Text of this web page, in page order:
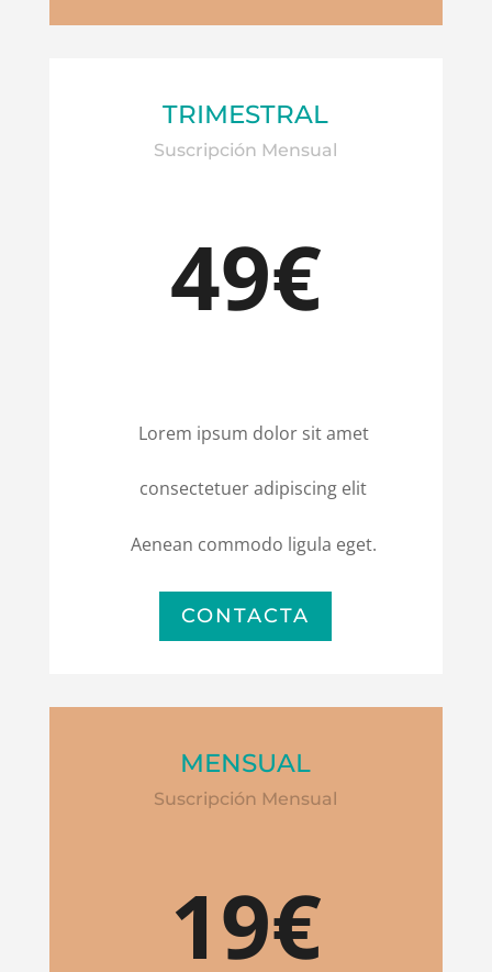
TRIMESTRAL
Suscripción Mensual
49€
Lorem ipsum dolor sit amet
consectetuer adipiscing elit
Aenean commodo ligula eget.
CONTACTA
MENSUAL
Suscripción Mensual
19€